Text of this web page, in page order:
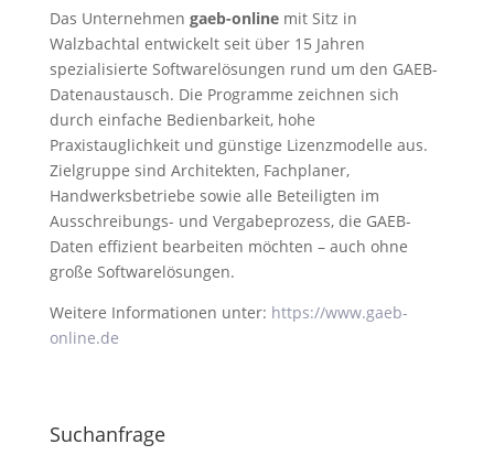
Das Unternehmen gaeb-onlinemit Sitz in
Walzbachtal entwickelt seit über 15 Jahren
spezialisierte Softwarelösungen rund um den GAEB-
Datenaustausch. Die Programme zeichnen sich
durch einfache Bedienbarkeit, hohe
Praxistauglichkeit und günstige Lizenzmodelle aus.
Zielgruppe sind Architekten, Fachplaner,
Handwerksbetriebe sowie alle Beteiligten im
Ausschreibungs- und Vergabeprozess, die GAEB-
Daten effizient bearbeiten möchten – auch ohne
große Softwarelösungen.
Weitere Informationen unter: https://www.gaeb-
online.de
Suchanfrage